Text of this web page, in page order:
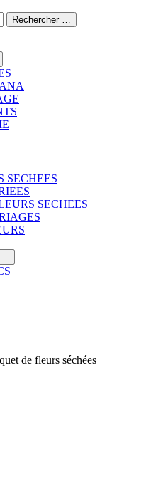
Rechercher …
SECHEES
SECHEES
de fleurs séchées